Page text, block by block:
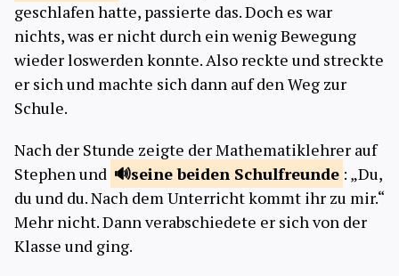
geschlafen hatte, passierte das. Doch es war
nichts, was er nicht durch ein wenig Bewegung
wieder loswerden konnte. Also reckte und streckte
er sich und machte sich dann auf den Weg zur
Schule.
Nach der Stunde zeigte der Mathematiklehrer auf
Stephen und
seine beiden Schulfreunde : „Du,
du und du. Nach dem Unterricht kommt ihr zu mir.“
Mehr nicht. Dann verabschiedete er sich von der
Klasse und ging.